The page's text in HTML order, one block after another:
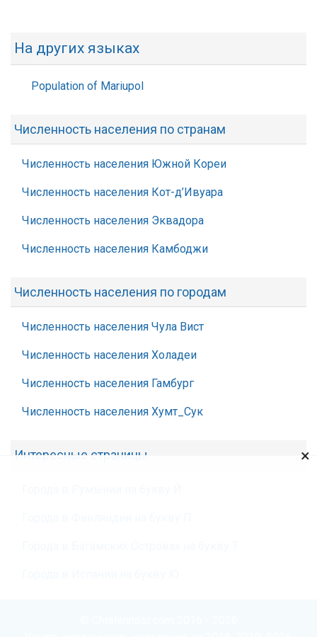
На других языках
Population of Mariupol
Численность населения по странам
Численность населения Южной Кореи
Численность населения Кот-д’Ивуара
Численность населения Эквадора
Численность населения Камбоджи
Численность населения по городам
Численность населения Чула Вист
Численность населения Холадеи
Численность населения Гамбург
Численность населения Хумт_Сук
Интересные страницы ×